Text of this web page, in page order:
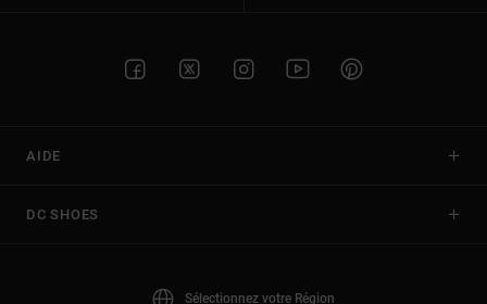
AIDE
DC SHOES
Sélectionnez votre Région